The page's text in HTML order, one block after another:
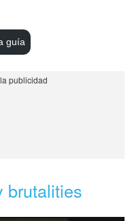
guía
brutalities